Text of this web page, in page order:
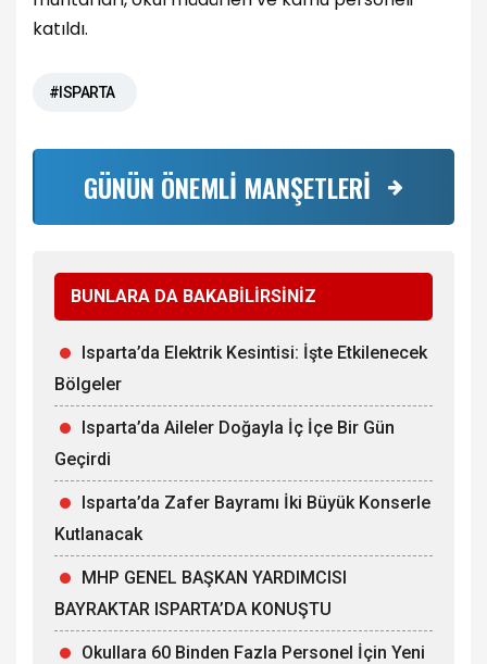
katıldı.
#ISPARTA
GÜNÜN ÖNEMLİ MANŞETLERİ
BUNLARA DA BAKABİLİRSİNİZ
Isparta’da Elektrik Kesintisi: İşte Etkilenecek
Bölgeler
Isparta’da Aileler Doğayla İç İçe Bir Gün
Geçirdi
Isparta’da Zafer Bayramı İki Büyük Konserle
Kutlanacak
MHP GENEL BAŞKAN YARDIMCISI
BAYRAKTAR ISPARTA’DA KONUŞTU
Okullara 60 Binden Fazla Personel İçin Yeni